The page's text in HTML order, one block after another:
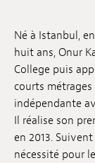
Archives
Publications
Né à Istanbul,
huit ans, Onur
College puis
courts
indépendante
Il réalise son
en 2013.
nécessité pour